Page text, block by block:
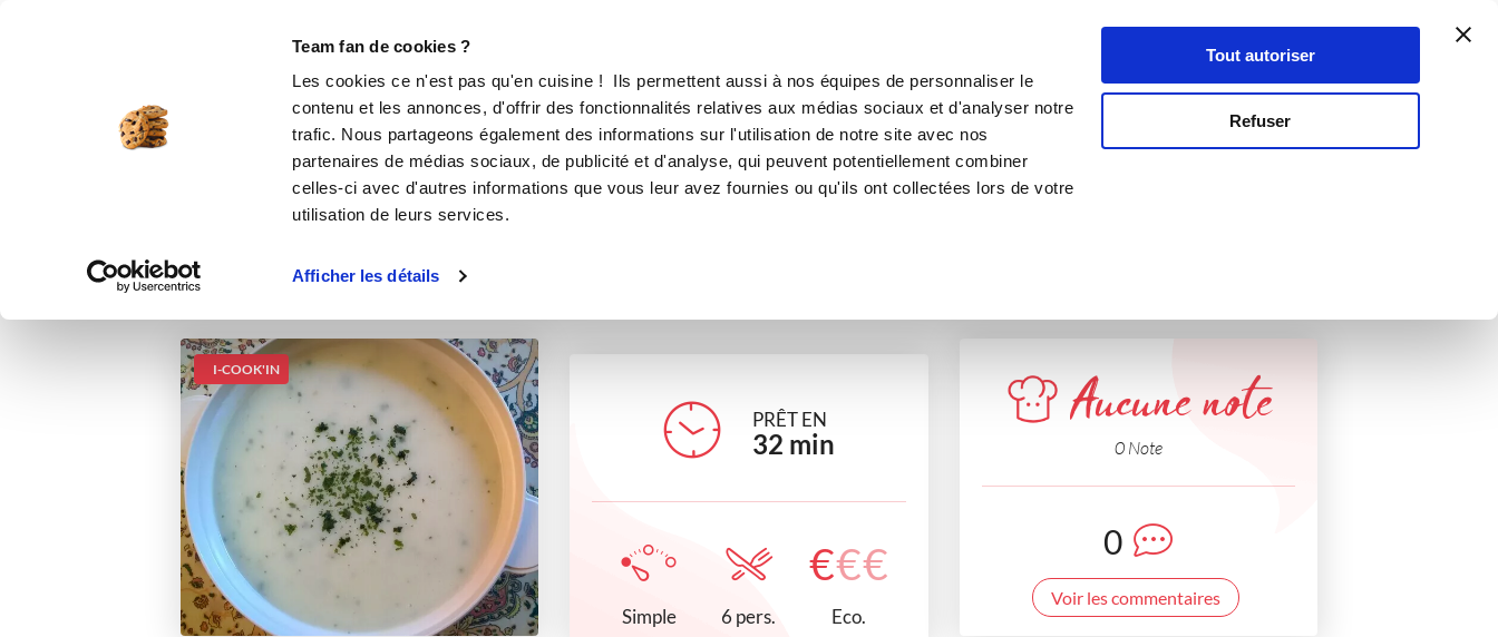
Team fan de cookies ?
Les cookies ce n'est pas qu'en cuisine ! Ils permettent aussi à nos équipes de personnaliser le
contenu et les annonces, d'offrir des fonctionnalités relatives aux médias sociaux et d'analyser notre
trafic. Nous partageons également des informations sur l'utilisation de notre site avec nos
partenaires de médias sociaux, de publicité et d'analyse, qui peuvent potentiellement combiner
celles-ci avec d'autres informations que vous leur avez fournies ou qu'ils ont collectées lors de votre
utilisation de leurs services.
Afficher les détails
Tout autoriser
Refuser
Se connecter
Velouté sucré-salé panais-poires
soupes et crèmes
I-COOK'IN
PRÊT EN
32 min
Simple 6 pers.
€€€
Eco.
Aucune note
0 Note
0
Voir les commentaires